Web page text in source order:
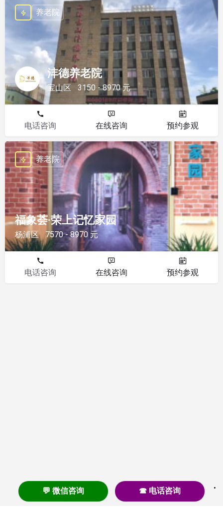
沣德养老院
宝山区 3150 - 8970 元
养老院
电话咨询 在线咨询 预约参观
福象荟·荣上记忆家园
杨浦区 7570 - 8970 元
养老院
电话咨询 在线咨询 预约参观
💬 微信咨询 ☎ 电话咨询